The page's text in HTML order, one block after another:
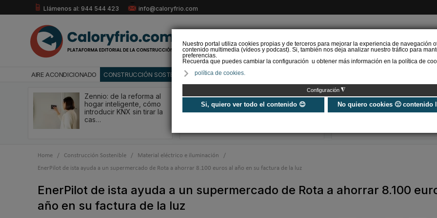
Nuestro portal utiliza cookies propias y de terceros para mejorar la experiencia de navegación
contenido multimedia (vídeos y podcast). Si, también nos deja analizar nuestro tráfico para
preferencias.
Recuerda que puedes cambiar la configuración u obtener más información en la política de
política de cookies.
Configuración ◮
Si, quiero ver todo el contenido 😊 No quiero cookies 🙁 contenido
Llámenos al: 944 544 423 info@caloryfrio.com
AIRE ACONDICIONADO CONSTRUCCIÓN SOSTENIBLE ENERGÍAS RENOVABLES
Zennio: de la reforma al
hogar inteligente, cómo
introducir KNX sin tirar la
cas…
Siber refuerza su
propuesta de valor con
Global Services, un
SOPREMA
cubierta azul
sistema
Home / Construcción Sostenible / Material eléctrico e iluminación
/
EnerPilot de ista ayuda a un supermercado de Rota a ahorrar 8.100 euros al año en su factura de la luz
EnerPilot de ista ayuda a un supermercado de Rota a ahorrar 8.100
año en su factura de la luz